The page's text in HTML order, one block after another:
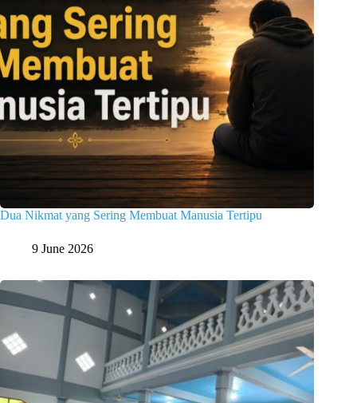
Dua Nikmat yang Sering Membuat Manusia Tertipu
9 June 2026